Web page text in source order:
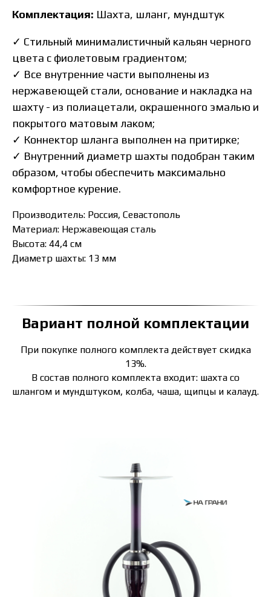
Комплектация: Шахта, шланг, мундштук
✓ Стильный минималистичный кальян черного
цвета с фиолетовым градиентом;
✓ Все внутренние части выполнены из
нержавеющей стали, основание и накладка на
шахту - из полиацетали, окрашенного эмалью и
покрытого матовым лаком;
✓ Коннектор шланга выполнен на притирке;
✓ Внутренний диаметр шахты подобран таким
образом, чтобы обеспечить максимально
комфортное курение.
Производитель: Россия, Севастополь
Материал: Нержавеющая сталь
Высота: 44,4 см
Диаметр шахты: 13 мм
Вариант полной комплектации
При покупке полного комплекта действует скидка
13%.
В состав полного комплекта входит: шахта со
шлангом и мундштуком, колба, чаша, щипцы и калауд.